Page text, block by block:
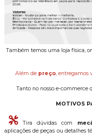
Também temos uma loja física,
Além de preço, entregamos
Tanto no nosso e-commerce
MOTIVOS
Tira dúvidas com
aplicações de peças ou detalhes